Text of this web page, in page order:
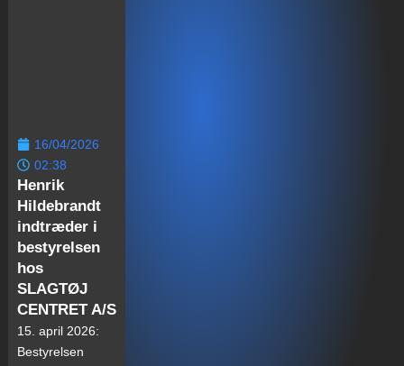
16/04/2026
02:38
Henrik
Hildebrandt
indtræder i
bestyrelsen
hos
SLAGTØJ
CENTRET A/S
15. april 2026:
Bestyrelsen